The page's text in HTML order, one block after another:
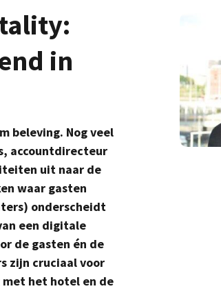
in
beleving. Nog veel
accountdirecteur
uit naar de
waar gasten
onderscheidt
een digitale
de gasten én de
zijn cruciaal voor
het hotel en de